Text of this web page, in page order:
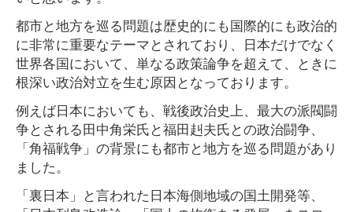
都市と地方を巡る問題は歴史的にも国際的にも政治的
に非常に重要なテーマとされており、日本だけでなく
世界各国において、単なる政策論争を超えて、ときに
根深い政治対立を生む原因となっております。
例えば日本においても、戦後政治史上、最大の派閥闘
争とされる田中角栄氏と福田赳夫氏との政治闘争、
「角福戦争」の背景にも都市と地方を巡る問題があり
ました。
「裏日本」と言われた日本海側地域の国土開発等、